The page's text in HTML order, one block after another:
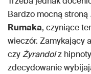
Bardzo mocną stroną
Rumaka, czyniące
wieczór. Zamykający
czyŻyrandolz
zdecydowanie